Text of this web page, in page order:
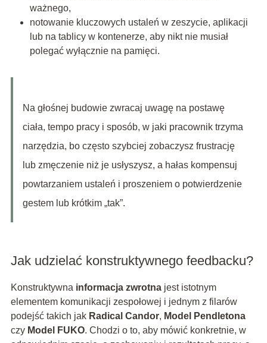
ważnego,
notowanie kluczowych ustaleń w zeszycie, aplikacji
lub na tablicy w kontenerze, aby nikt nie musiał
polegać wyłącznie na pamięci.
Na głośnej budowie zwracaj uwagę na postawę
ciała, tempo pracy i sposób, w jaki pracownik trzyma
narzędzia, bo często szybciej zobaczysz frustrację
lub zmęczenie niż je usłyszysz, a hałas kompensuj
powtarzaniem ustaleń i proszeniem o potwierdzenie
gestem lub krótkim „tak”.
Jak udzielać konstruktywnego feedbacku?
Konstruktywna informacja zwrotnajest istotnym
elementem komunikacji zespołowej i jednym z filarów
podejść takich jak Radical Candor, Model Pendletona
czy Model FUKO. Chodzi o to, aby mówić konkretnie, w